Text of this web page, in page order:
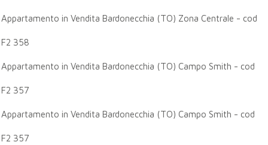
Appartamento in Vendita Bardonecchia (TO) Zona Centrale - cod
F2 358
Appartamento in Vendita Bardonecchia (TO) Campo Smith - cod
F2 357
Appartamento in Vendita Bardonecchia (TO) Campo Smith - cod
F2 357